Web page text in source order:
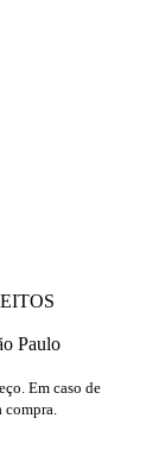
Paulo
Em caso de